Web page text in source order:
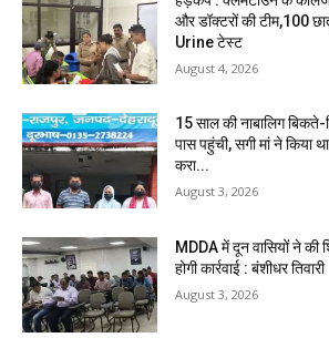
और डॉक्टरों की टीम,100
Urine टेस्ट
August 4, 2026
15 साल की नाबालिग
पास पहुंची, सगी मां ने किया
करा...
August 3, 2026
MDDA में दून वासियों ने की
होगी कार्रवाई : बंशीधर तिवारी
August 3, 2026